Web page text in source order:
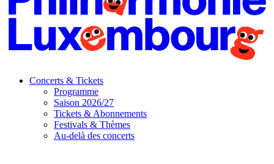
Concerts & Tickets
Programme
Saison 2026/27
Tickets & Abonnements
Festivals & Thèmes
Au-delà des concerts